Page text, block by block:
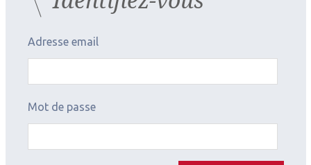
Adresse email
Mot de passe